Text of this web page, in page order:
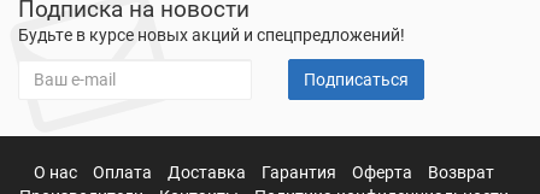
Подписка на новости
Будьте в курсе новых акций и спецпредложений!
Подписаться
О нас Оплата Доставка Гарантия Оферта
Возврат